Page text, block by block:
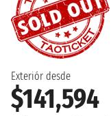
Exteriór desde
$141,594